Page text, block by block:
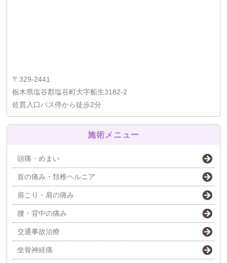
〒329-2441
栃木県塩谷郡塩谷町大字船生3182-2
佐貫入口バス停から徒歩2分
施術メニュー
頭痛・めまい
首の痛み・頚椎ヘルニア
肩こり・肩の痛み
腰・背中の痛み
交通事故治療
坐骨神経痛